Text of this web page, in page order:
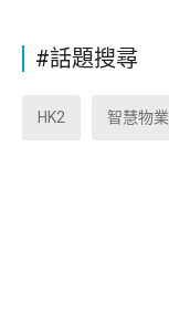
#話題搜尋
HK2 智慧物